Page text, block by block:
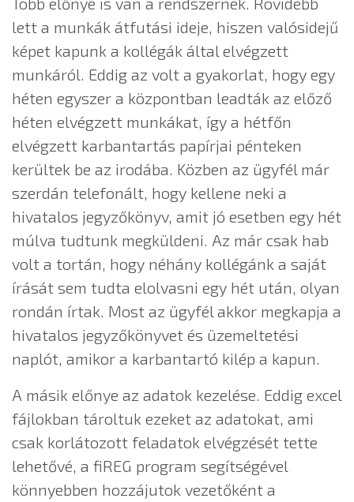
lett a munkák átfutási ideje, hiszen valósidejű
képet kapunk a kollégák által elvégzett
munkáról. Eddig az volt a gyakorlat, hogy egy
héten egyszer a központban leadták az előző
héten elvégzett munkákat, így a hétfőn
elvégzett karbantartás papírjai pénteken
kerültek be az irodába. Közben az ügyfél már
szerdán telefonált, hogy kellene neki a
hivatalos jegyzőkönyv, amit jó esetben egy hét
múlva tudtunk megküldeni. Az már csak hab
volt a tortán, hogy néhány kollégánk a saját
írását sem tudta elolvasni egy hét után, olyan
rondán írtak. Most az ügyfél akkor megkapja a
hivatalos jegyzőkönyvet és üzemeltetési
naplót, amikor a karbantartó kilép a kapun.
A másik előnye az adatok kezelése. Eddig excel
fájlokban tároltuk ezeket az adatokat, ami
csak korlátozott feladatok elvégzését tette
lehetővé, a fiREG program segítségével
könnyebben hozzájutok vezetőként a